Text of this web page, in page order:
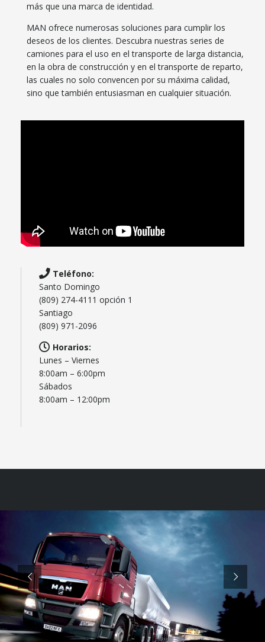
más que una marca de identidad.
MAN ofrece numerosas soluciones para cumplir los
deseos de los clientes. Descubra nuestras series de
camiones para el uso en el transporte de larga distancia,
en la obra de construcción y en el transporte de reparto,
las cuales no solo convencen por su máxima calidad,
sino que también entusiasman en cualquier situación.
Teléfono:
Santo Domingo
(809) 274-4111 opción 1
Santiago
(809) 971-2096
Horarios:
Lunes – Viernes
8:00am – 6:00pm
Sábados
8:00am – 12:00pm